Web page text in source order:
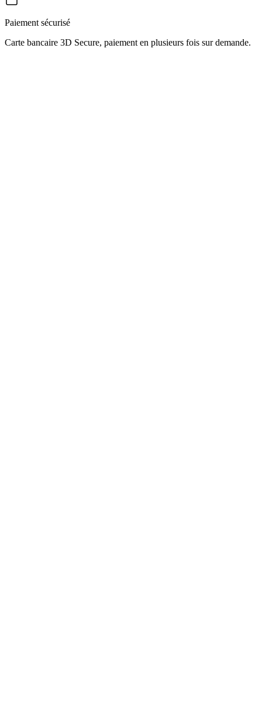
Paiement sécurisé
Carte bancaire 3D Secure, paiement en plusieurs fois sur demande.